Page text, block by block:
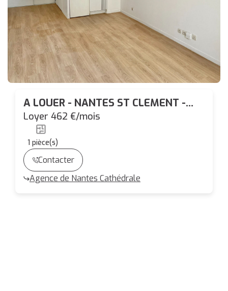
A LOUER - NANTES ST CLEMENT -
Studio de 18.89 m² - IDEAL ETUDIANT
Loyer 462 €/mois
1 pièce(s)
Contacter
Agence de Nantes Cathédrale